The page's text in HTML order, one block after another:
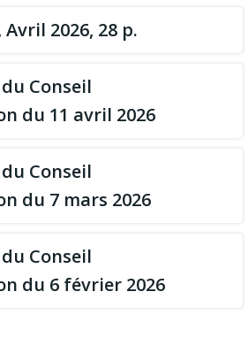
2026, 28 p.
Conseil
du 11 avril 2026
Conseil
du 7 mars 2026
Conseil
du 6 février 2026